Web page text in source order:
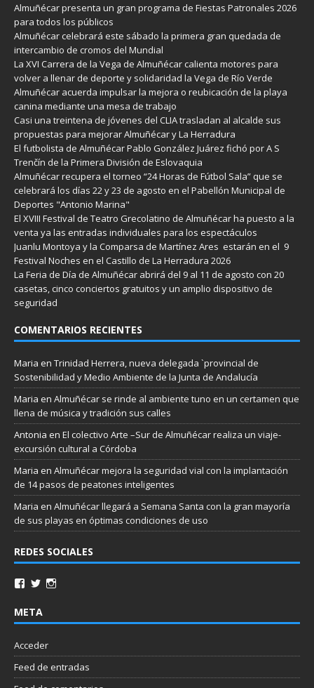
Almuñécar presenta un gran programa de Fiestas Patronales 2026
para todos los públicos
Almuñécar celebrará este sábado la primera gran quedada de
intercambio de cromos del Mundial
La XVI Carrera de la Vega de Almuñécar calienta motores para
volver a llenar de deporte y solidaridad la Vega de Río Verde
Almuñécar acuerda impulsar la mejora o reubicación de la playa
canina mediante una mesa de trabajo
Casi una treintena de jóvenes del CLIA trasladan al alcalde sus
propuestas para mejorar Almuñécar y La Herradura
El futbolista de Almuñécar Pablo González Juárez fichó por A S
Trenčín de la Primera División de Eslovaquia
Almuñécar recupera el torneo “24 Horas de Fútbol Sala” que se
celebrará los días 22 y 23 de agosto en el Pabellón Municipal de
Deportes "Antonio Marina"
El XVIII Festival de Teatro Grecolatino de Almuñécar ha puesto a la
venta ya las entradas individuales para los espectáculos
Juanlu Montoya y la Comparsa de Martínez Ares estarán en el 9
Festival Noches en el Castillo de La Herradura 2026
La Feria de Día de Almuñécar abrirá del 9 al 11 de agosto con 20
casetas, cinco conciertos gratuitos y un amplio dispositivo de
seguridad
COMENTARIOS RECIENTES
Maria en Trinidad Herrera, nueva delegada `provincial de
Sostenibilidad y Medio Ambiente de la Junta de Andalucía
Maria en Almuñécar se rinde al ambiente tuno en un certamen que
llena de música y tradición sus calles
Antonia en El colectivo Arte –Sur de Almuñécar realiza un viaje-
excursión cultural a Córdoba
Maria en Almuñécar mejora la seguridad vial con la implantación
de 14 pasos de peatones inteligentes
Maria en Almuñécar llegará a Semana Santa con la gran mayoría
de sus playas en óptimas condiciones de uso
REDES SOCIALES
META
Acceder
Feed de entradas